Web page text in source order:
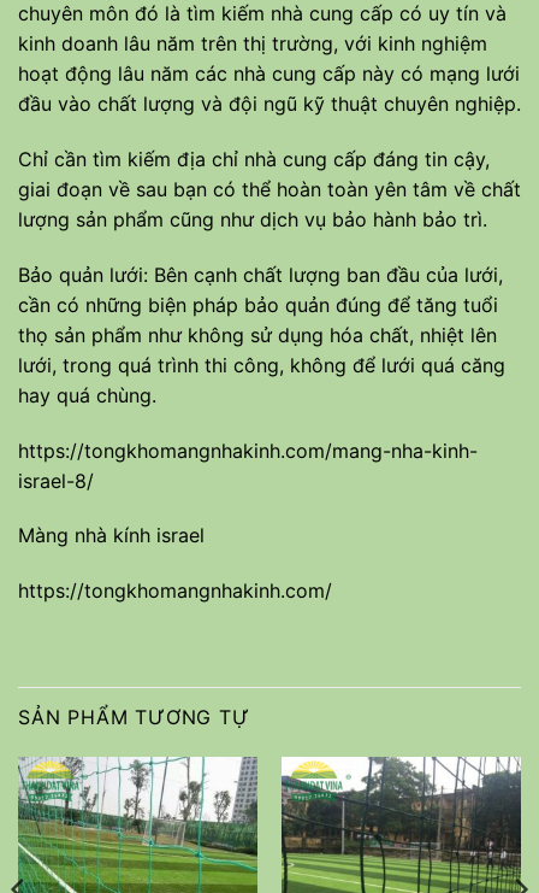
chuyên môn đó là tìm kiếm nhà cung cấp có uy tín và
kinh doanh lâu năm trên thị trường, với kinh nghiệm
hoạt động lâu năm các nhà cung cấp này có mạng lưới
đầu vào chất lượng và đội ngũ kỹ thuật chuyên nghiệp.
Chỉ cần tìm kiếm địa chỉ nhà cung cấp đáng tin cậy,
giai đoạn về sau bạn có thể hoàn toàn yên tâm về chất
lượng sản phẩm cũng như dịch vụ bảo hành bảo trì.
Bảo quản lưới: Bên cạnh chất lượng ban đầu của lưới,
cần có những biện pháp bảo quản đúng để tăng tuổi
thọ sản phẩm như không sử dụng hóa chất, nhiệt lên
lưới, trong quá trình thi công, không để lưới quá căng
hay quá chùng.
https://tongkhomangnhakinh.com/mang-nha-kinh-
israel-8/
Màng nhà kính israel
https://tongkhomangnhakinh.com/
SẢN PHẨM TƯƠNG TỰ